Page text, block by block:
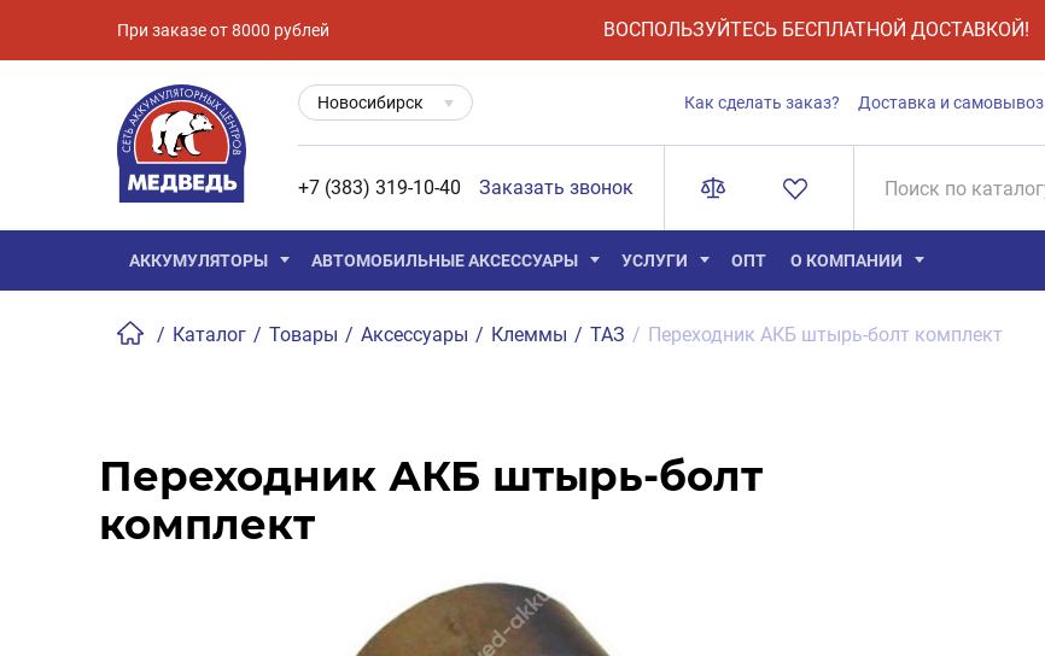
При заказе от 8000 рублей ВОСПОЛЬЗУЙТЕСЬ БЕСПЛАТНОЙ ДОСТАВКОЙ!
Новосибирск Как сделать заказ? Доставка и самовывоз
+7 (383) 319-10-40 Заказать звонок
АККУМУЛЯТОРЫ АВТОМОБИЛЬНЫЕ АКСЕССУАРЫ УСЛУГИ ОПТ О КОМПАНИИ
/ Каталог / Товары / Аксессуары / Клеммы / ТАЗ / Переходник АКБ штырь-болт комплект
Переходник АКБ штырь-болт
комплект